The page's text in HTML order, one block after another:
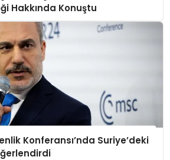
Hakkında Konuştu
Konferansı’nda Suriye’deki